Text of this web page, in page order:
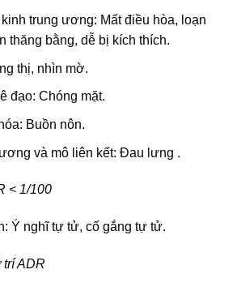
trung ương: Mất điều hòa, loạn
thăng bằng, dễ bị kích thích.
thị, nhìn mờ.
đạo: Chóng mặt.
Buồn nôn.
và mô liên kết: Đau lưng .
< 1/100
Ý nghĩ tự tử, cố gắng tự tử.
ADR